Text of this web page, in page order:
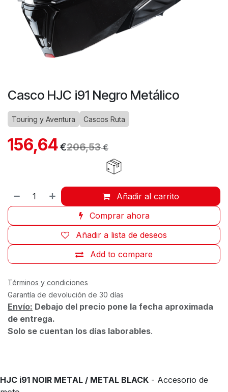
Casco HJC i91 Negro Metálico
Touring y Aventura Cascos Ruta
156,64€206,53€
Añadir al carrito
Comprar ahora
Add to compare
Añadir a lista de deseos
Términos y condiciones
Garantía de devolución de 30 días
Envío: Debajo del precio pone la fecha aproximada
de entrega.
Solo se cuentan los días laborables.
HJC i91 NOIR METAL / METAL BLACK - Accesorio de